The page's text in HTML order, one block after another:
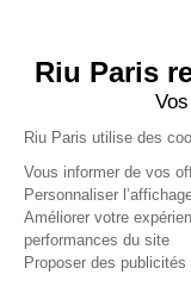
Riu Paris
Riu Paris utilise des
Vous informer de vos
Personnaliser
Améliorer votre
performances du site
Proposer des